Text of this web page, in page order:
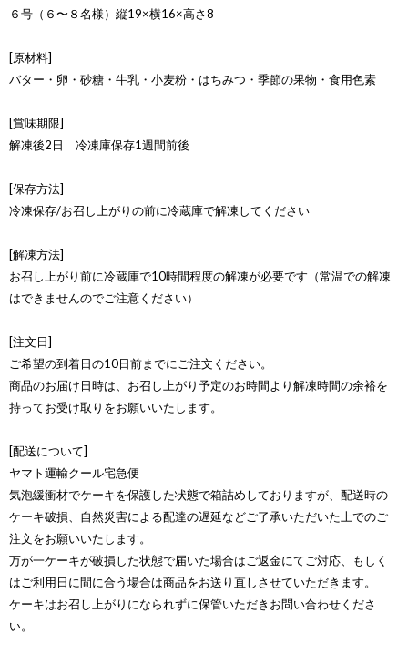
６号（６〜８名様）縦19×横16×高さ8
[原材料]
バター・卵・砂糖・牛乳・小麦粉・はちみつ・季節の果物・食用色素
[賞味期限]
解凍後2日 冷凍庫保存1週間前後
[保存方法]
冷凍保存/お召し上がりの前に冷蔵庫で解凍してください
[解凍方法]
お召し上がり前に冷蔵庫で10時間程度の解凍が必要です（常温での解凍
はできませんのでご注意ください）
[注文日]
ご希望の到着日の10日前までにご注文ください。
商品のお届け日時は、お召し上がり予定のお時間より解凍時間の余裕を
持ってお受け取りをお願いいたします。
[配送について]
ヤマト運輸クール宅急便
気泡緩衝材でケーキを保護した状態で箱詰めしておりますが、配送時の
ケーキ破損、自然災害による配達の遅延などご了承いただいた上でのご
注文をお願いいたします。
万が一ケーキが破損した状態で届いた場合はご返金にてご対応、もしく
はご利用日に間に合う場合は商品をお送り直しさせていただきます。
ケーキはお召し上がりになられずに保管いただきお問い合わせくださ
い。